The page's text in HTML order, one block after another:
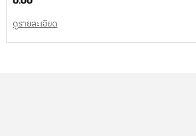
ดูรายละเอียด